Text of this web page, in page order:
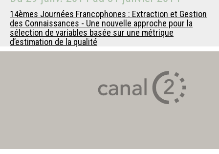
14èmes Journées Francophones : Extraction et Gestion
des Connaissances - Une nouvelle approche pour la
sélection de variables basée sur une métrique
d’estimation de la qualité